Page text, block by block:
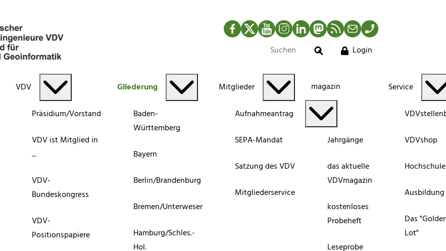
Facebook
TwitterYouTubeInstagram
LinkedInMastodonRSS-Newsfeed
MailTelefon
Suche
Login
VDV
Präsidium/Vorstand
VDV ist Mitglied in
...
VDV-
Bundeskongress
VDV-
Positionspapiere
Gliederung
Baden-
Württemberg
Bayern
Berlin/Brandenburg
Bremen/Unterweser
Hamburg/Schles.-
Hol.
Mitglieder
Aufnahmeantrag
SEPA-Mandat
Satzung des VDV
Mitgliederservice
magazin
Jahrgänge
das aktuelle
VDVmagazin
kostenloses
Probeheft
Leseprobe
Service
VDVshop
Ausbildung
Das
Lot"